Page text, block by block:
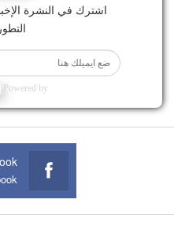
اشترك في النشرة
Powered by